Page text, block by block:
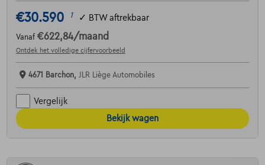
€30.590 1 ✓ BTW aftrekbaar
Vanaf €622,84/maand
Ontdek het volledige cijfervoorbeeld
4671 Barchon, JLR Liège Automobiles
Vergelijk
Bekijk wagen